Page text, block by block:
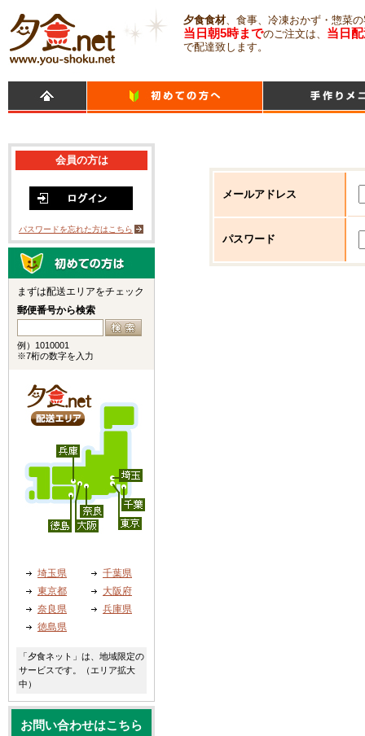
夕食食材、食事、冷凍おかず・惣菜
当日朝5時までのご注文は、 当日
で配達致します。
メールアドレス
パスワード
会員の方は
パスワードを忘れた方はこちら
まずは配送エリアをチェック
郵便番号から検索
例）1010001
※7桁の数字を入力
埼玉県
千葉県
東京都
大阪府
奈良県
兵庫県
徳島県
「夕食ネット」は、地域限定の
サービスです。（エリア拡大
中）
お問い合わせはこちら